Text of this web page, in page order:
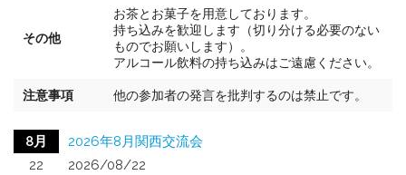
その他
お茶とお菓子を用意しております。
持ち込みを歓迎します（切り分ける必要のない
ものでお願いします）。
アルコール飲料の持ち込みはご遠慮ください。
注意事項 他の参加者の発言を批判するのは禁止です。
8月
22
2026年8月関西交流会
2026/08/22